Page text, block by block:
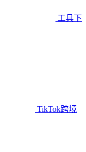
工具下
TikTok跨境